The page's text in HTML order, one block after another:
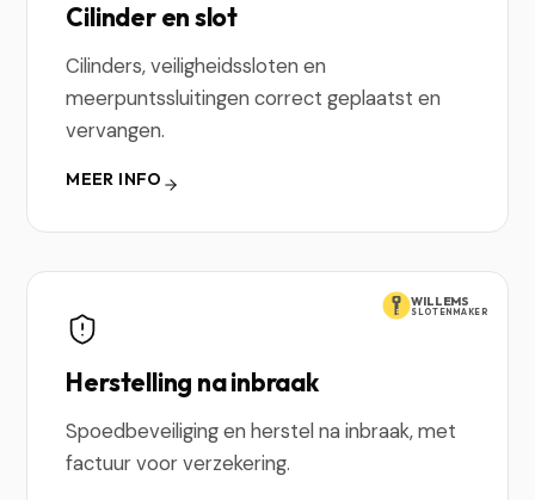
Cilinder en slot
Cilinders, veiligheidssloten en
meerpuntssluitingen correct geplaatst en
vervangen.
MEER INFO
WILLEMS
SLOTENMAKER
Herstelling na inbraak
Spoedbeveiliging en herstel na inbraak, met
factuur voor verzekering.